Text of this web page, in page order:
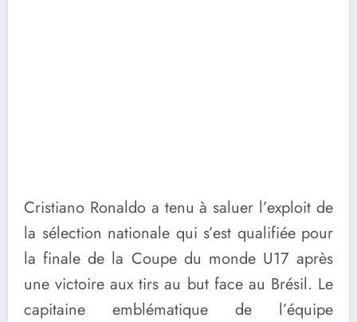
Cristiano Ronaldo a tenu à saluer l’exploit de
la sélection nationale qui s’est qualifiée pour
la finale de la Coupe du monde U17 après
une victoire aux tirs au but face au Brésil. Le
capitaine emblématique de l’équipe